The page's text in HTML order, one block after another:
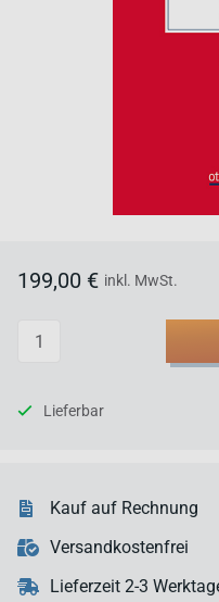
199,00 € inkl. MwSt.
Anzahl
Lieferbar
Kauf auf Rechnung
Versandkostenfrei
Lieferzeit 2-3